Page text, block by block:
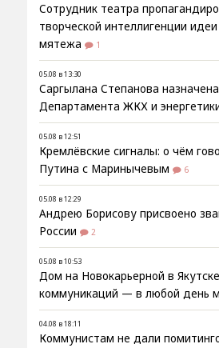
Сотрудник театра
творческой интеллигенции
мятежа
1
05.08 в 13:30
Саргылана Степанова
Департамента ЖКХ и
05.08 в 12:51
Кремлёвские сигналы: о чём
Путина с Маринычевым
6
05.08 в 12:29
Андрею Борисову присвоено
России
2
05.08 в 10:53
Дом на Новокарьерной в
коммуникаций — в любой день
04.08 в 18:11
Коммунистам не дали